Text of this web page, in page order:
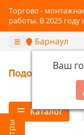
Торгово -
работы. В 2025 году
Барнаул
Ваш
Каталог